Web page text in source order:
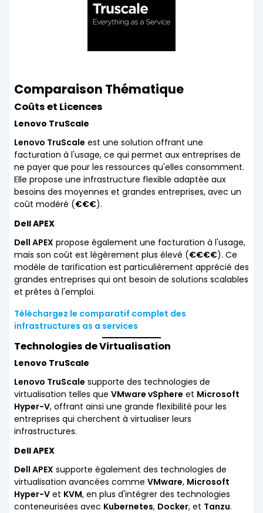
Comparaison Thématique
Coûts et Licences
Lenovo TruScale
Lenovo TruScale est une solution offrant une
facturation à l'usage, ce qui permet aux entreprises de
ne payer que pour les ressources qu'elles consomment.
Elle propose une infrastructure flexible adaptée aux
besoins des moyennes et grandes entreprises, avec un
coût modéré (€€€).
Dell APEX
Dell APEX propose également une facturation à l'usage,
mais son coût est légèrement plus élevé (€€€€). Ce
modèle de tarification est particulièrement apprécié des
grandes entreprises qui ont besoin de solutions scalables
et prêtes à l'emploi.
Téléchargez le comparatif complet des
infrastructures as a services
Technologies de Virtualisation
Lenovo TruScale
Lenovo TruScale supporte des technologies de
virtualisation telles que VMware vSphere et Microsoft
Hyper-V, offrant ainsi une grande flexibilité pour les
entreprises qui cherchent à virtualiser leurs
infrastructures.
Dell APEX
Dell APEX supporte également des technologies de
virtualisation avancées comme VMware, Microsoft
Hyper-V et KVM, en plus d'intégrer des technologies
conteneurisées avec Kubernetes, Docker, et Tanzu.